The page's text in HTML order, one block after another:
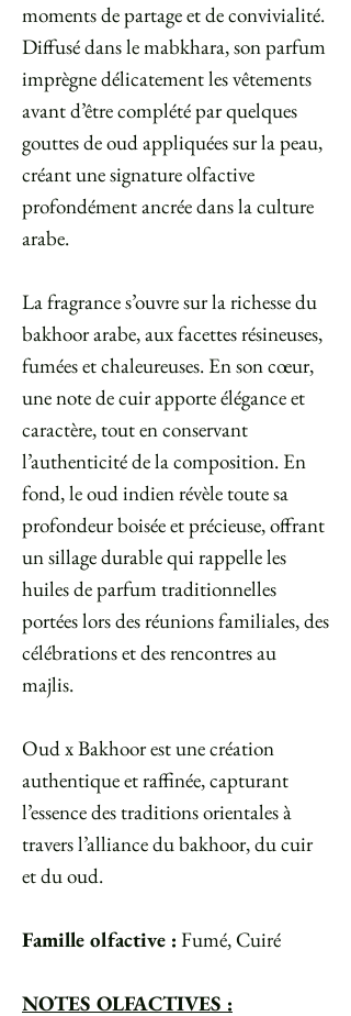
moments de partage et de convivialité.
Diffusé dans le mabkhara, son parfum
imprègne délicatement les vêtements
avant d’être complété par quelques
gouttes de oud appliquées sur la peau,
créant une signature olfactive
profondément ancrée dans la culture
arabe.
La fragrance s’ouvre sur la richesse du
bakhoor arabe, aux facettes résineuses,
fumées et chaleureuses. En son cœur,
une note de cuir apporte élégance et
caractère, tout en conservant
l’authenticité de la composition. En
fond, le oud indien révèle toute sa
profondeur boisée et précieuse, offrant
un sillage durable qui rappelle les
huiles de parfum traditionnelles
portées lors des réunions familiales, des
célébrations et des rencontres au
majlis.
Oud x Bakhoor est une création
authentique et raffinée, capturant
l’essence des traditions orientales à
travers l’alliance du bakhoor, du cuir
et du oud.
Famille olfactive : Fumé, Cuiré
NOTES OLFACTIVES :